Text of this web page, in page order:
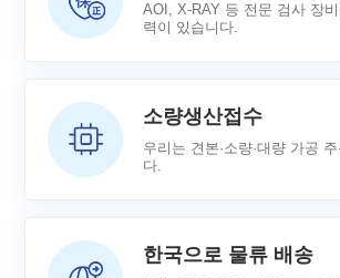
AOI, X-RAY 등 전문 검사 장
력이 있습니다.
소량생산접수
우리는 견본·소량·대량 가공
다.
한국으로 물류 배송